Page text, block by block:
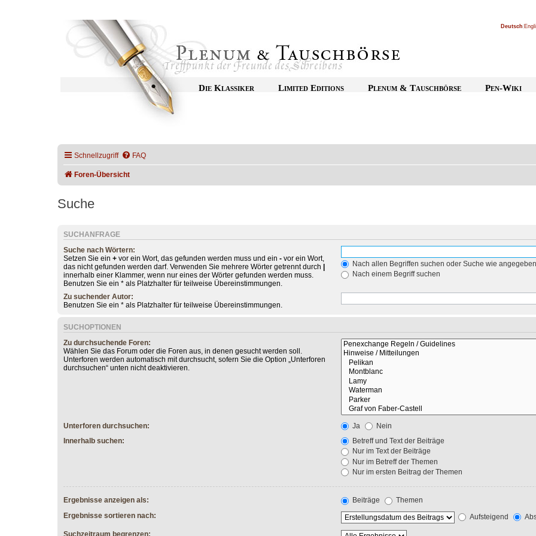
Deutsch
Die Klassiker Limited Editions Plenum & Tauschbörse Pen-Wiki
Schnellzugriff FAQ
Foren-Übersicht
Suche
SUCHANFRAGE
Suche nach Wörtern:
Setzen Sie ein + vor ein Wort, das gefunden werden muss und ein - vor ein Wort,
das nicht gefunden werden darf. Verwenden Sie mehrere Wörter getrennt durch
innerhalb einer Klammer, wenn nur eines der Wörter gefunden werden muss.
Benutzen Sie ein * als Platzhalter für teilweise Übereinstimmungen.
Nach allen Begriffen suchen oder Suche wie
Nach einem Begriff suchen
Zu suchender Autor:
Benutzen Sie ein * als Platzhalter für teilweise Übereinstimmungen.
SUCHOPTIONEN
Zu durchsuchende Foren:
Wählen Sie das Forum oder die Foren aus, in denen gesucht werden soll.
Unterforen werden automatisch mit durchsucht, sofern Sie die Option „Unterforen
durchsuchen“ unten nicht deaktivieren.
Unterforen durchsuchen: Ja
Nein
Innerhalb suchen:
Betreff und Text der Beiträge
Nur im Text der Beiträge
Nur im Betreff der Themen
Nur im ersten Beitrag der Themen
Ergebnisse anzeigen als: Beiträge
Themen
Ergebnisse sortieren nach:
Aufsteigend
Suchzeitraum begrenzen: